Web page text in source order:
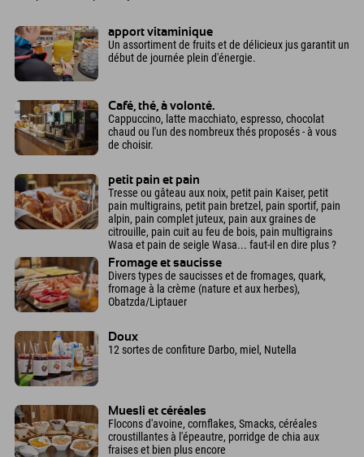
apport vitaminique
Un assortiment de fruits et de délicieux jus garantit un
début de journée plein d'énergie.
Café, thé, à volonté.
Cappuccino, latte macchiato, espresso, chocolat
chaud ou l'un des nombreux thés proposés - à vous
de choisir.
petit pain et pain
Tresse ou gâteau aux noix, petit pain Kaiser, petit
pain multigrains, petit pain bretzel, pain sportif, pain
alpin, pain complet juteux, pain aux graines de
citrouille, pain cuit au feu de bois, pain multigrains
Wasa et pain de seigle Wasa... faut-il en dire plus ?
Fromage et saucisse
Divers types de saucisses et de fromages, quark,
fromage à la crème (nature et aux herbes),
Obatzda/Liptauer
Doux
12 sortes de confiture Darbo, miel, Nutella
Muesli et céréales
Flocons d'avoine, cornflakes, Smacks, céréales
croustillantes à l'épeautre, porridge de chia aux
fraises et bien plus encore